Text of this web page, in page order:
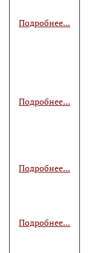
Подробнее...
Подробнее...
Подробнее...
Подробнее...